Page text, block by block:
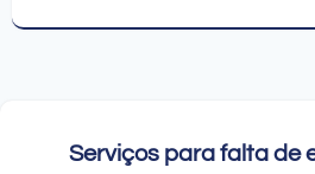
Serviços para falta de